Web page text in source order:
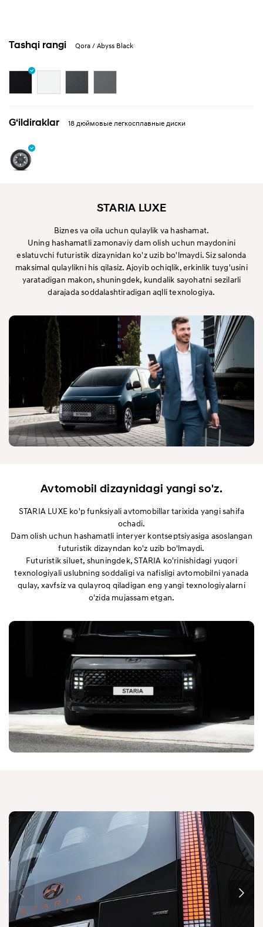
Tashqi rangi Qora / Abyss Black
Gʻildiraklar 18 дюймовые легкосплавные диски
STARIA LUXE
Biznes va oila uchun qulaylik va hashamat.
Uning hashamatli zamonaviy dam olish uchun maydonini
eslatuvchi futuristik dizaynidan ko'z uzib bo'lmaydi. Siz salonda
maksimal qulaylikni his qilasiz. Ajoyib ochiqlik, erkinlik tuyg'usini
yaratadigan makon, shuningdek, kundalik sayohatni sezilarli
darajada soddalashtiradigan aqlli texnologiya.
Avtomobil dizaynidagi yangi so'z.
STARIA LUXE ko'p funksiyali avtomobillar tarixida yangi sahifa
ochadi.
Dam olish uchun hashamatli interyer kontseptsiyasiga asoslangan
futuristik dizayndan ko'z uzib bo'lmaydi.
Futuristik siluet, shuningdek, STARIA ko'rinishidagi yuqori
texnologiyali uslubning soddaligi va nafisligi avtomobilni yanada
qulay, xavfsiz va qulayroq qiladigan eng yangi texnologiyalarni
o'zida mujassam etgan.